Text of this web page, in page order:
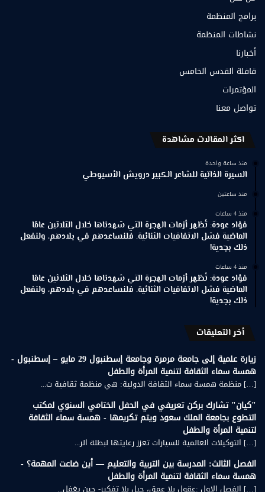
برامج المنظمة
نشاطات المنظمة
أخبارنا
قافلة القدس الخامس
المؤتمرات
تواصل معنا
اكثر المقالات مشاهدة
منذ ساعة واحدة
السيرة الذاتية للشاعر الكبير درويش الأسيوطي
منذ ساعتين
منذ 4 ساعات
فؤاد عودة: تُظهر أزمات الهجرة التي شهدناها خلال الثلاثين عامًا
الماضية فشل الاتفاقيات الثنائية. فلنساعدهم في بلادهم، ولنفعل
ذلك بجدية!
منذ 4 ساعات
فؤاد عودة: تُظهر أزمات الهجرة التي شهدناها خلال الثلاثين عامًا
الماضية فشل الاتفاقيات الثنائية. فلنساعدهم في بلادهم، ولنفعل
ذلك بجدية!
أخر التعليقات
زيارة علمية إلى جامعة مرمرة وجامعة إسطنبول 29 مايو – إسطنبول -
همسة سماء الثقافة لتنمية المرأة والطفل
[…] منظمة همسة سماء الثقافة الدولية: هي منظمة ثقافية ت...
"كيان" تشارك بركن تعريفي في الحفل الختامي السنوي لمكتب
التطوع بجامعة الملك سعود ويتم تكريمها - همسة سماء الثقافة
لتنمية المرأة والطفل
[…] التوكيلات العالمية للسيارات تعزز رعايتها لبطلة الر...
الفصل الثالث: المدرسة بين التربية والتعليم — أين ضاعت المهمة؟ -
همسة سماء الثقافة لتنمية المرأة والطفل
[…] الفصل الاول :عقول بلا عمق، جيل بلا تفكير- حين يغفل...